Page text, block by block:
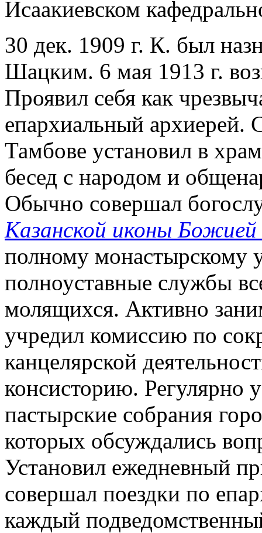
Исаакиевском
30 дек. 1909 г. К. был
Шацким. 6 мая 1913 г.
Проявил себя как
епархиальный архиерей.
Тамбове установил в
бесед с народом и
Обычно совершал
Казанской иконы
полному монастырскому
полноуставные службы
молящихся. Активно
учредил комиссию по
канцелярской
консисторию. Регулярно
пастырские собрания
которых обсуждались
Установил ежедневный
совершал поездки по
каждый